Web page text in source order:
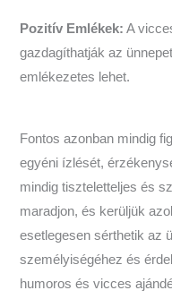
Pozitív Emlékek: A
gazdagíthatják az
emlékezetes lehet.
Fontos azonban mindig
egyéni ízlését,
mindig tiszteletteljes és
maradjon, és kerüljük
esetlegesen sérthetik az
személyiségéhez és
humoros és vicces